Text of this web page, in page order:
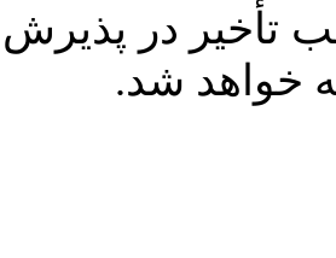
تأخیر در
خواهد شد.